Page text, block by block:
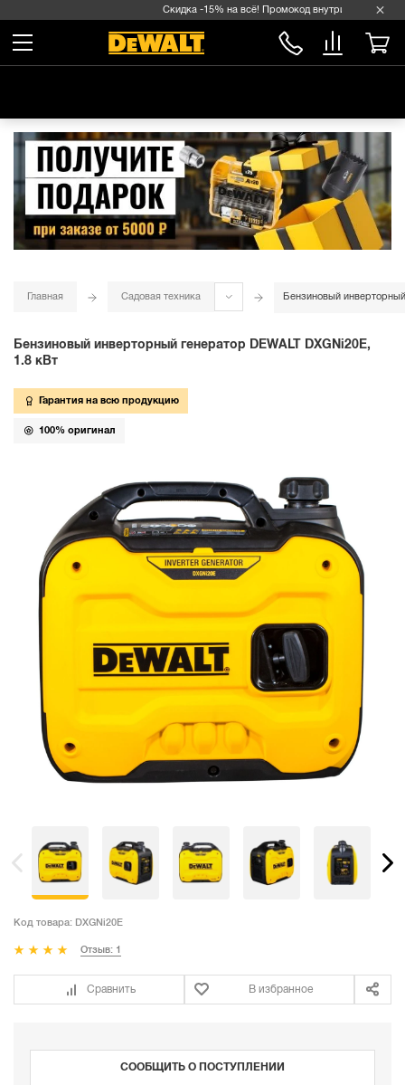
Скидка -15% на всё! Промокод внутри →
Главная Садовая техника Бензиновый
Бензиновый инверторный генератор DEWALT DXGNi20E,
1.8 кВт
Гарантия на всю продукцию
100% оригинал
Код товара: DXGNi20E
Отзыв: 1
Сравнить В избранное
СООБЩИТЬ О ПОСТУПЛЕНИИ